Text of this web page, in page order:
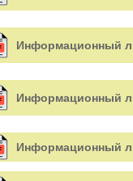
Информационный
Информационный
Информационный